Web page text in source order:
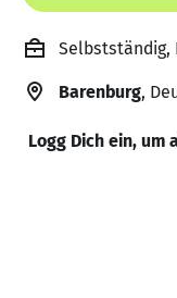
Selbstständig,
Barenburg,
Logg Dich ein, um